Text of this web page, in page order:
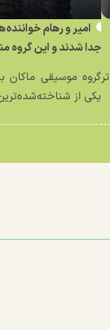
امیر و رهام
جدا شدند و این گروه
گروه موسیقی ماکان
یکی از